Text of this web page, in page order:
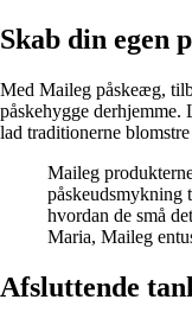
Skab din egen
Med Maileg påskeæg,
påskehygge derhjemme.
lad traditionerne
Maileg
påskeudsmykning
hvordan de små
Maria, Maileg
Afsluttende